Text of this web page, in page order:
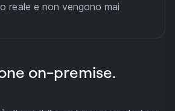
reale e non vengono mai
on-premise.